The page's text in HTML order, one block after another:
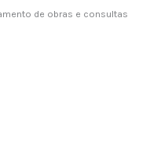
de obras e consultas